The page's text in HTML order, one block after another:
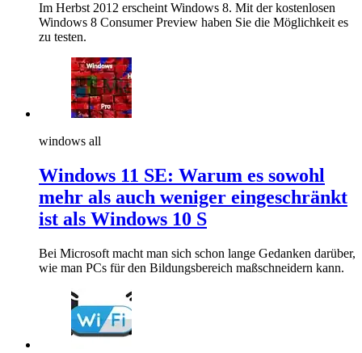
Im Herbst 2012 erscheint Windows 8. Mit der kostenlosen
Windows 8 Consumer Preview haben Sie die Möglichkeit es
zu testen.
windows all
Windows 11 SE: Warum es sowohl
mehr als auch weniger eingeschränkt
ist als Windows 10 S
Bei Microsoft macht man sich schon lange Gedanken darüber,
wie man PCs für den Bildungsbereich maßschneidern kann.